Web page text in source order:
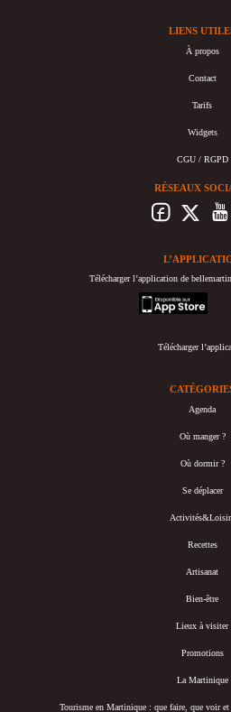
LIENS
À propos
Contact
Tarifs
Widgets
CGU / RGPD
RÉSEAUX
Télécharger l’application de
appstore
Télécharger
Agenda
Où manger ?
Où dormir ?
Se déplacer
Recettes
Artisanat
Bien-être
Lieux à visiter
Promotions
La Martinique
Tourisme en Martinique : que faire, que voir